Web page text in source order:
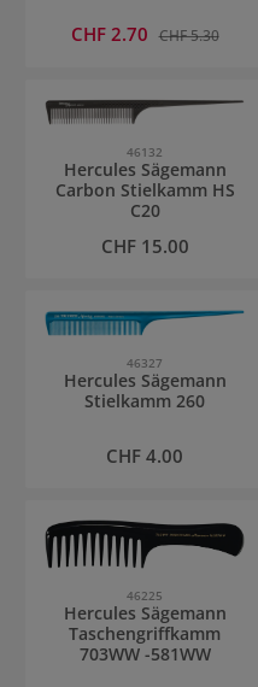
Verkaufspreis:
CHF 2.70 Regulärer Preis:
CHF 5.30
46132
Hercules Sägemann
Carbon Stielkamm HS
C20
Regulärer Preis:
CHF 15.00
46327
Hercules Sägemann
Stielkamm 260
Regulärer Preis:
CHF 4.00
46225
Hercules Sägemann
Taschengriffkamm
703WW -581WW